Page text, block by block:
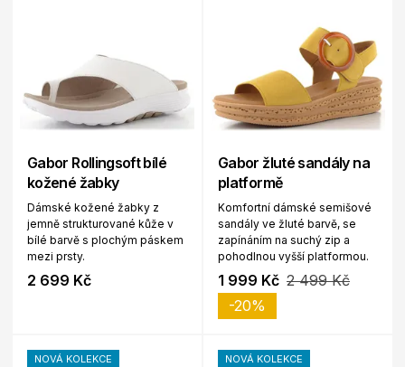
Gabor Rollingsoft bílé
kožené žabky
Dámské kožené žabky z
jemně strukturované kůže v
bílé barvě s plochým páskem
mezi prsty.
2 699 Kč
Gabor žluté sandály na
platformě
Komfortní dámské semišové
sandály ve žluté barvě, se
zapínáním na suchý zip a
pohodlnou vyšší platformou.
1 999 Kč 2 499 Kč
-20%
NOVÁ KOLEKCE
NOVÁ KOLEKCE